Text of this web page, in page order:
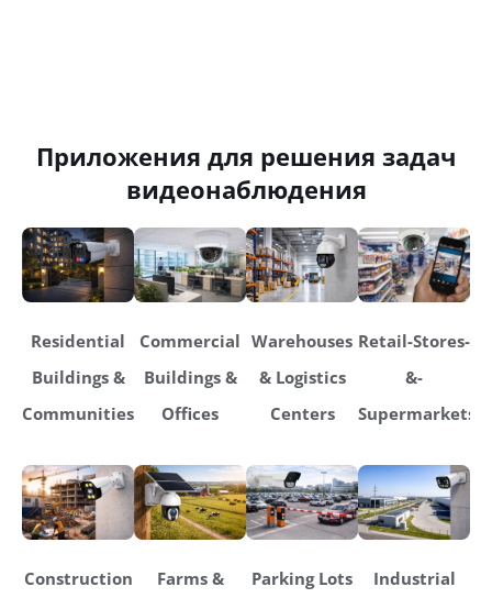
Приложения для решения задач
видеонаблюдения
Residential
Buildings &
Communities
Commercial
Buildings &
Offices
Warehouses
& Logistics
Centers
Retail-Stores-
&-
Supermarkets
Construction
Farms &
Parking Lots
Industrial